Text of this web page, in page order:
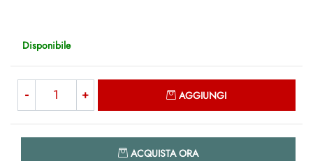
Disponibile
AGGIUNGI
ACQUISTA ORA